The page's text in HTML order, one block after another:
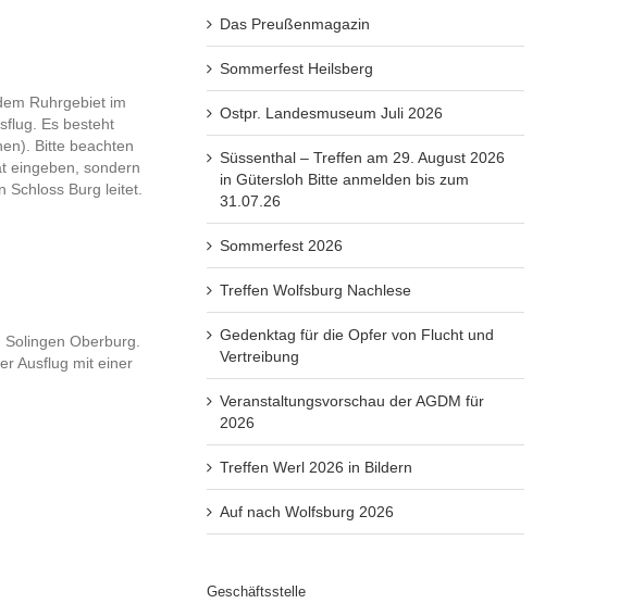
Ruhrgebiet im
Es besteht
Bitte beachten
eingeben, sondern
Schloss Burg leitet.
Oberburg.
Ausflug mit einer
Das Preußenmagazin
Sommerfest Heilsberg
Ostpr. Landesmuseum Juli 2026
Süssenthal – Treffen am 29. August 2026
in Gütersloh Bitte anmelden bis zum
31.07.26
Sommerfest 2026
Treffen Wolfsburg Nachlese
Gedenktag für die Opfer von Flucht und
Vertreibung
Veranstaltungsvorschau der AGDM für
2026
Treffen Werl 2026 in Bildern
Auf nach Wolfsburg 2026
Geschäftsstelle